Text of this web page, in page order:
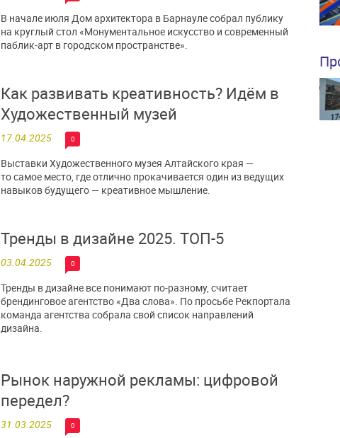
В начале июля Дом архитектора в Барнауле собрал публику
на круглый стол «Монументальное искусство и современный
паблик-арт в городском пространстве».
Как развивать креативность? Идём в
Художественный музей
17.04.2025 0
Выставки Художественного музея Алтайского края —
то самое место, где отлично прокачивается один из ведущих
навыков будущего — креативное мышление.
Тренды в дизайне 2025. ТОП-5
03.04.2025 0
Тренды в дизайне все понимают по-разному, считает
брендинговое агентство «Два слова». По просьбе Рекпортала
команда агентства собрала свой список направлений
дизайна.
Рынок наружной рекламы: цифровой
передел?
31.03.2025 0